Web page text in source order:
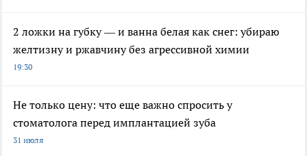
2 ложки на губку — и ванна белая как снег: убираю
желтизну и ржавчину без агрессивной химии
19:30
Не только цену: что еще важно спросить у
стоматолога перед имплантацией зуба
31 июля